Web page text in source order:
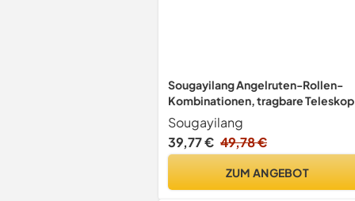
Sougayilang Angelruten-Rollen-
Kombinationen, tragbare
Angelruten-Spinnrollen für die
Reise-Salzwasser-
Süßwasserfischerei (1.8M/5.9FT
Sougayilang
39,77 € 49,78 €
ZUM ANGEBOT